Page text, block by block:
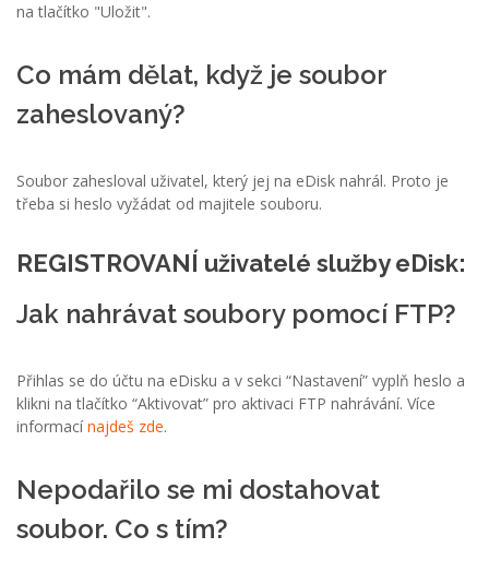
na tlačítko "Uložit".
Co mám dělat, když je soubor
zaheslovaný?
Soubor zahesloval uživatel, který jej na eDisk nahrál. Proto je
třeba si heslo vyžádat od majitele souboru.
REGISTROVANÍ uživatelé služby eDisk:
Jak nahrávat soubory pomocí FTP?
Přihlas se do účtu na eDisku a v sekci “Nastavení” vyplň heslo a
klikni na tlačítko “Aktivovat” pro aktivaci FTP nahrávání. Více
informacínajdeš zde.
Nepodařilo se mi dostahovat
soubor. Co s tím?